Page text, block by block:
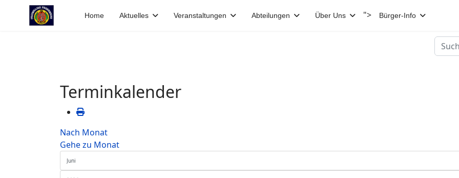
Home Aktuelles Veranstaltungen Abteilungen Über Uns "> Bürger-Info
Terminkalender
Nach Monat
Gehe zu Monat